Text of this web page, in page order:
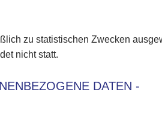
zu statistischen Zwecken
nicht statt.
DATEN -